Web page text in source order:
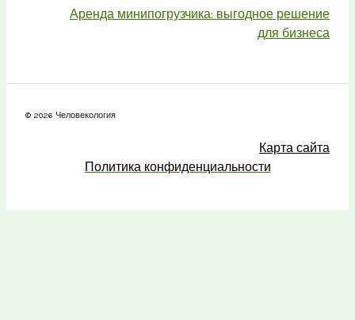
Аренда минипогрузчика: выгодное решение
для бизнеса
© 2026 Человекология
Карта сайта
Политика конфиденциальности